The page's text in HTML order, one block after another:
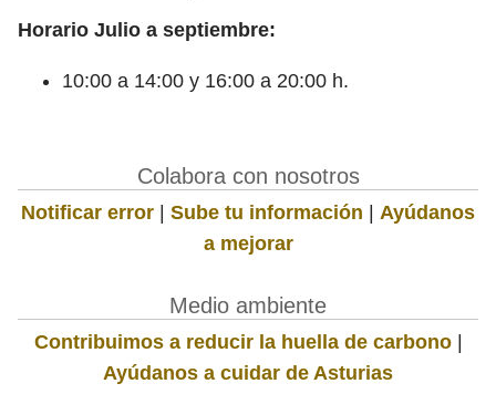
Horario Julio a septiembre:
10:00 a 14:00 y 16:00 a 20:00 h.
Colabora con nosotros
Notificar error | Sube tu información | Ayúdanos
a mejorar
Medio ambiente
Contribuimos a reducir la huella de carbono|
Ayúdanos a cuidar de Asturias